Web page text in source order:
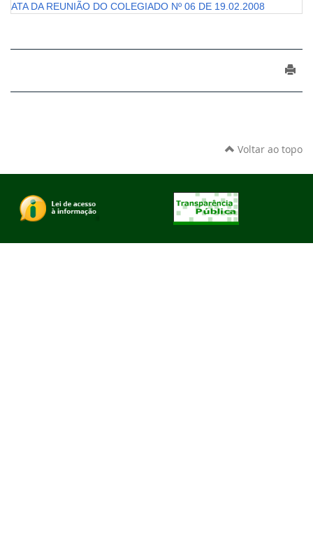
ATA DA REUNIÃO DO COLEGIADO Nº 06 DE 19.02.2008
Voltar ao topo